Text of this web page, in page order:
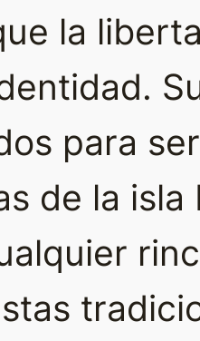
la
para
de la